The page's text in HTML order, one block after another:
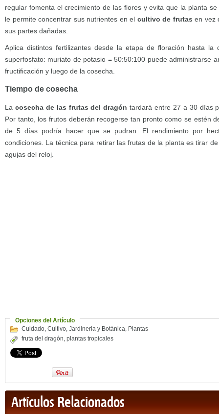
regular fomenta el crecimiento de las flores y evita que la planta
le permite concentrar sus nutrientes en el cultivo de frutas en vez
sus partes dañadas.
Aplica distintos fertilizantes desde la etapa de floración hasta la
superfosfato: muriato de potasio = 50:50:100 puede administrarse
fructificación y luego de la cosecha.
Tiempo de cosecha
La cosecha de las frutas del dragón tardará entre 27 a 30 días
Por tanto, los frutos deberán recogerse tan pronto como se estén
de 5 días podría hacer que se pudran. El rendimiento por
condiciones. La técnica para retirar las frutas de la planta es tirar
agujas del reloj.
Opciones del Artículo
Cuidado, Cultivo, Jardineria y Botánica, Plantas
fruta del dragón, plantas tropicales
Artículos Relacionados